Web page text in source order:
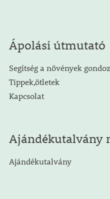
Ápolási útmutató
Segítség a növények
Tippek,ötletek
Kapcsolat
Ajándékutalvány
Ajándékutalvány